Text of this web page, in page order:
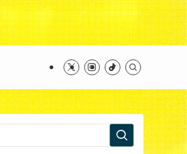
functions.php
on line